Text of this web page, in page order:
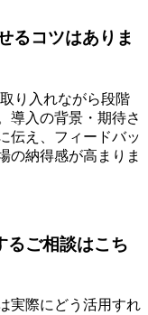
るコツはありま
り入れながら段階
導入の背景・期待さ
伝え、フィードバッ
の納得感が高まりま
るご相談はこち
実際にどう活用すれ